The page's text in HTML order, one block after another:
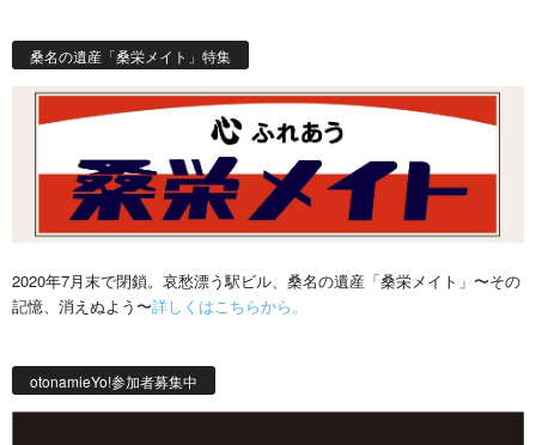
桑名の遺産「桑栄メイト」特集
2020年7月末で閉鎖。哀愁漂う駅ビル、桑名の遺産「桑栄メイト」〜その
記憶、消えぬよう〜詳しくはこちらから。
otonamieYo!参加者募集中